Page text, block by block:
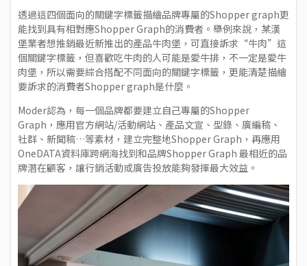
透過這四個面向的關鍵字標籤描繪品牌專屬的Shopper graph更
能找到具有相對應Shopper Graph的消費者。舉例來說，某漢
堡業者想推銷最近新推出的產品牛肉堡，可直接訴求“牛肉”這
個關鍵字標籤，但喜歡吃牛肉的人可能是愛牛排，不一定是愛牛
肉堡，所以需要綜合搭配不同面向的關鍵字標籤，更能清楚描繪
要訴求的消費者Shopper graph是什麼。
Moder認為，每一個品牌都要建立自己專屬的Shopper
Graph，應用官方網站/活動網站、產品文宣、型錄、廣編稿、
社群、新聞稿…等素材，建立完整地Shopper Graph，再應用
OneDATA資料庫跨網海找到和品牌Shopper Graph 最相近的品
牌潛在顧客，讓行銷活動或廣告投放能夠發揮最大效益。